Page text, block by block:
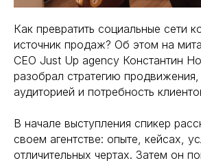
Как превратить социальные сети
источник продаж? Об этом на
СEO Just Up agency Константин
разобрал стратегию
аудиторией и потребность
В начале выступления спикер
своем агентстве: опыте, кейсах,
отличительных чертах. Затем он